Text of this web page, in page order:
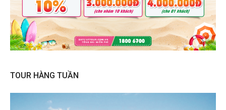
TOUR HÀNG TUẦN